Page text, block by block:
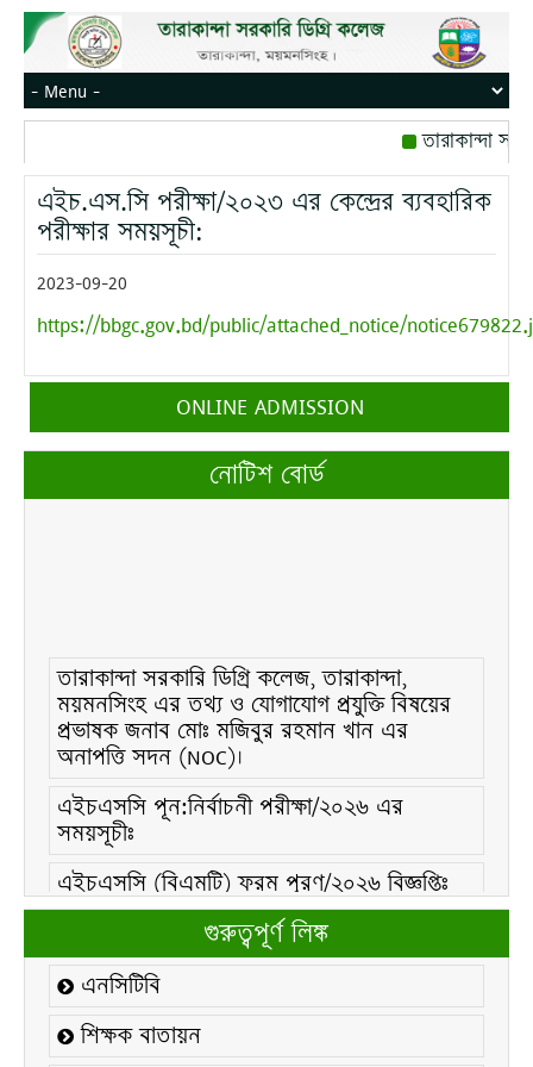
তারাকান্দা
রোজ বৃহস্পতিবার।
মোবাইল নম্বর:
এইচ.এস.সি পরীক্ষা/২০২৩ এর কেন্দ্রের ব্যবহারিক
পরীক্ষার সময়সূচী:
2023-09-20
https://bbgc.gov.bd/public/attached_notice/
ONLINE ADMISSION
নোটিশ বোর্ড
তারাকান্দা সরকারি ডিগ্রি কলেজ, তারাকান্দা,
ময়মনসিংহ এর তথ্য ও যোগাযোগ প্রযুক্তি বিষয়ের
প্রভাষক জনাব মোঃ মজিবুর রহমান খান এর
অনাপত্তি সদন (NOC)।
এইচএসসি পূন:নির্বাচনী পরীক্ষা/২০২৬ এর
সময়সূচীঃ
এইচএসসি (বিএমটি) ফরম পূরণ/২০২৬ বিজ্ঞপ্তিঃ
এইচএসসি ফরম/২০২৬ পূরণ বিজ্ঞপ্তিঃ
২১ ফেব্রুয়ারি/২০২৬ ইং তারিখে “শহিদ দিবস ও
আন্তর্জাতিক মাতৃভাষা দিবস-২০২৬ উদযাপন
উপলক্ষ্যে নোটিশঃ
গুরুত্বপূর্ণ লিঙ্ক
এনসিটিবি
শিক্ষক বাতায়ন